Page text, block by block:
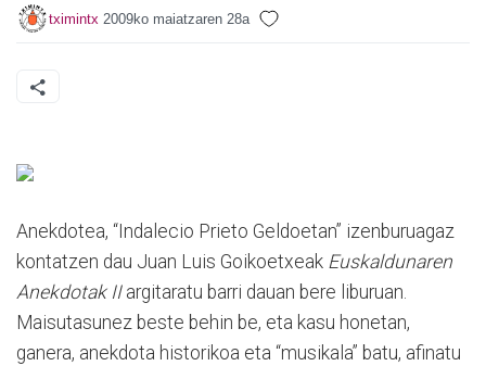
tximintx 2009ko maiatzaren 28a
Anekdotea, “Indalecio Prieto Geldoetan” izenburuagaz
kontatzen dau Juan Luis Goikoetxeak Euskaldunaren
Anekdotak IIargitaratu barri dauan bere liburuan.
Maisutasunez beste behin be, eta kasu honetan,
ganera, anekdota historikoa eta “musikala” batu, afinatu